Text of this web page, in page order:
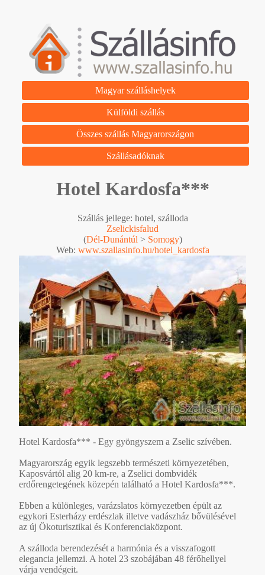
Magyar szálláshelyek
Külföldi szállás
Összes szállás Magyarországon
Szállásadóknak
Hotel Kardosfa***
Szállás jellege: hotel, szálloda
Zselickisfalud
(Dél-Dunántúl > Somogy)
Web: www.szallasinfo.hu/hotel_kardosfa
Hotel Kardosfa*** - Egy gyöngyszem a Zselic szívében.
Magyarország egyik legszebb természeti környezetében,
Kaposvártól alig 20 km-re, a Zselici dombvidék
erdőrengetegének közepén található a Hotel Kardosfa***.
Ebben a különleges, varázslatos környezetben épült az
egykori Esterházy erdészlak illetve vadászház bővülésével
az új Ökoturisztikai és Konferenciaközpont.
A szálloda berendezését a harmónia és a visszafogott
elegancia jellemzi. A hotel 23 szobájában 48 férőhellyel
várja vendégeit.